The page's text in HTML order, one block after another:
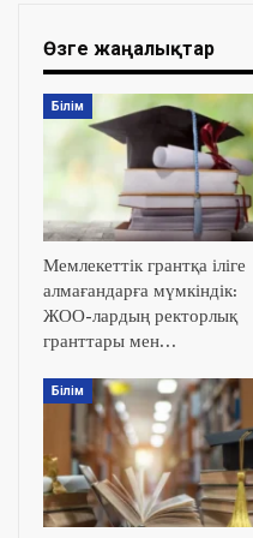
Өзге жаңалықтар
Білім
Мемлекеттік грантқа іліге
алмағандарға мүмкіндік:
ЖОО-лардың ректорлық
гранттары мен…
Білім